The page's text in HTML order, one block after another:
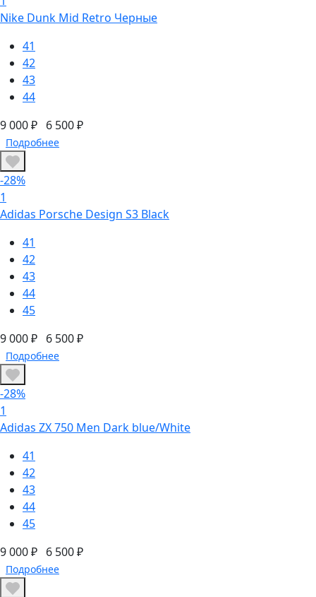
Nike Dunk Mid Retro Черные
41
42
43
44
9 000 ₽ 6 500 ₽
Подробнее
-28%
1
Adidas Porsche Design S3 Black
41
42
43
44
45
9 000 ₽ 6 500 ₽
Подробнее
-28%
1
Adidas ZX 750 Men Dark blue/White
41
42
43
44
45
9 000 ₽ 6 500 ₽
Подробнее